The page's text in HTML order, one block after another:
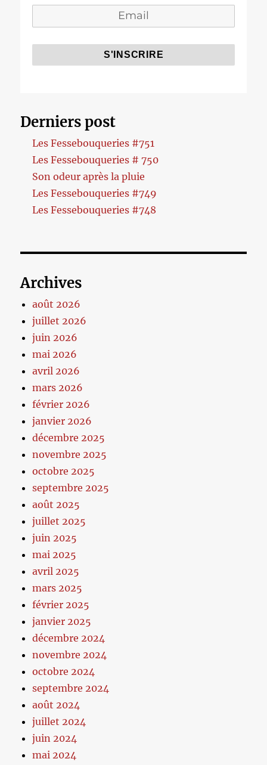
Derniers post
Les Fessebouqueries #751
Les Fessebouqueries # 750
Son odeur après la pluie
Les Fessebouqueries #749
Les Fessebouqueries #748
Archives
août 2026
juillet 2026
juin 2026
mai 2026
avril 2026
mars 2026
février 2026
janvier 2026
décembre 2025
novembre 2025
octobre 2025
septembre 2025
août 2025
juillet 2025
juin 2025
mai 2025
avril 2025
mars 2025
février 2025
janvier 2025
décembre 2024
novembre 2024
octobre 2024
septembre 2024
août 2024
juillet 2024
juin 2024
mai 2024